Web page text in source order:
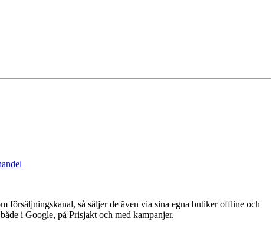
försäljningskanal, så säljer de även via sina egna butiker offline och
i Google, på Prisjakt och med kampanjer.